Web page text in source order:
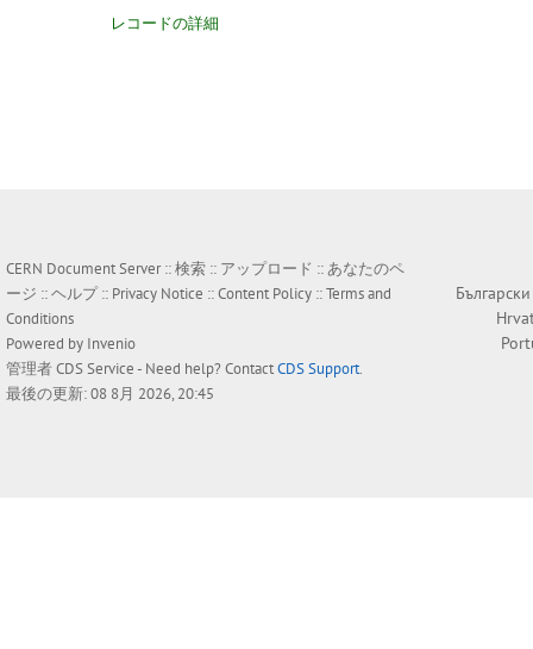
レコードの詳細
CERN Document Server ::検索 :: アップロード ::あなたのペ
ージ ::ヘルプ:: Privacy Notice ::Content Policy ::Terms and
Conditions
Powered by Invenio
管理者CDS Service- Need help? ContactCDS Support.
最後の更新: 08 8月 2026, 20:45
Български